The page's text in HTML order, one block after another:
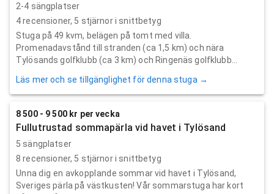
2-4 sängplatser
4recensioner, 5 stjärnor i snittbetyg
Stuga på 49 kvm, belägen på tomt med villa.
Promenadavstånd till stranden (ca 1,5 km) och nära
Tylösands golfklubb (ca 3 km) och Ringenäs golfklubb...
Läs mer och se tillgänglighet för denna stuga →
8 500 - 9 500 kr per vecka
Fullutrustad sommapärla vid havet i Tylösand
5 sängplatser
8 recensioner, 5 stjärnor i snittbetyg
Unna dig en avkopplande sommar vid havet i Tylösand,
Sveriges pärla på västkusten! Vår sommarstuga har kort